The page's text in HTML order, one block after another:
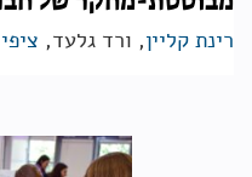
רינת קליין, ורד גלעד,